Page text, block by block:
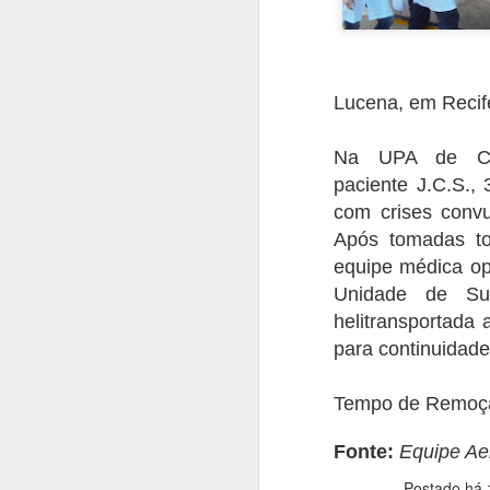
Lucena, em
Na UPA de
paciente J.C.S.,
com crises
Após tomadas
equipe médica
Unidade de
helitransportada
para
Tempo de
Fonte: Equipe
violentas que estão contidas nesse